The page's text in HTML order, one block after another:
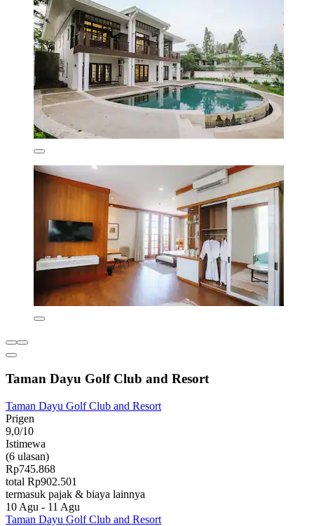
Taman Dayu Golf Club and Resort
Taman Dayu Golf Club and Resort
Prigen
9,0/10
Istimewa
(6 ulasan)
Rp745.868
total Rp902.501
termasuk pajak & biaya lainnya
10 Agu - 11 Agu
Taman Dayu Golf Club and Resort